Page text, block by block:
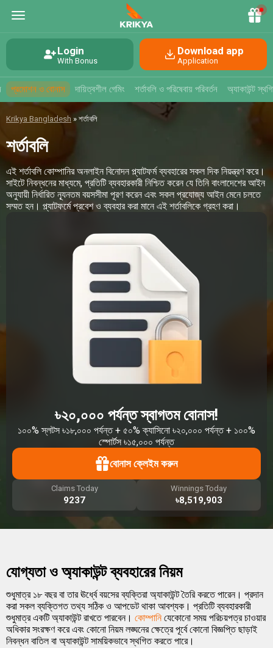
Login
With Bonus
Download app
Application
প্রমোশন ও বোনাস দায়িত্বশীল গেমিং শর্তাবলি ও পরিষেবায় পরিবর্তন অ্যাকাউন্ট
Krikya Bangladesh » শর্তাবলি
শর্তাবলি
এই শর্তাবলি কোম্পানির অনলাইন বিনোদন প্ল্যাটফর্ম ব্যবহারের সকল দিক নিয়ন্ত্রণ করে।
সাইটে নিবন্ধনের মাধ্যমে, প্রতিটি ব্যবহারকারী নিশ্চিত করেন যে তিনি বাংলাদেশের আইন
অনুযায়ী নির্ধারিত ন্যূনতম বয়সসীমা পূরণ করেন এবং সকল প্রযোজ্য আইন মেনে চলতে
সম্মত হন। প্ল্যাটফর্মে প্রবেশ ও ব্যবহার করা মানে এই শর্তাবলিকে গ্রহণ করা।
৳২০,০০০ পর্যন্ত স্বাগতম বোনাস!
১০০% স্লটস ৳১৮,০০০ পর্যন্ত + ৫০% ক্যাসিনো ৳২০,০০০ পর্যন্ত + ১০০%
স্পোর্টস ৳১৫,০০০ পর্যন্ত
বোনাস ক্লেইম করুন
Claims Today
9237
Winnings Today
৳8,519,903
যোগ্যতা ও অ্যাকাউন্ট ব্যবহারের নিয়ম
শুধুমাত্র ১৮ বছর বা তার ঊর্ধ্বে বয়সের ব্যক্তিরা অ্যাকাউন্ট তৈরি করতে পারেন। প্রদান
করা সকল ব্যক্তিগত তথ্য সঠিক ও আপডেট থাকা আবশ্যক। প্রতিটি ব্যবহারকারী
শুধুমাত্র একটি অ্যাকাউন্ট রাখতে পারবেন। কোম্পানিযেকোনো সময় পরিচয়পত্র চাওয়ার
অধিকার সংরক্ষণ করে এবং কোনো নিয়ম লঙ্ঘনের ক্ষেত্রে পূর্বে কোনো বিজ্ঞপ্তি ছাড়াই
নিবন্ধন বাতিল বা অ্যাকাউন্ট সাময়িকভাবে স্থগিত করতে পারে।